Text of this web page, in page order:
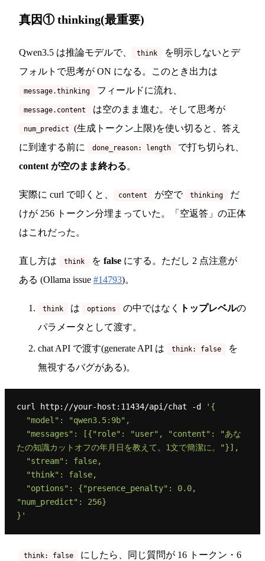
真因① thinking(最重要)
Qwen3.5 は推論モデルで、 think
を明示しないとデ
フォルトで思考が ON になる。このとき出力は
message.thinking フィールドに流れ、
message.content は空のまま進む。そして思考が
num_predict
(生成トークン上限)を使い切ると、答え
に到達する前に
done_reason: length
で打ち切られ、
content が空のまま終わる。
実際に curl で叩くと、 content が空で thinking
だ
けが 256 トークン分埋まっていた。「空返答」の正体
はこれだった。
直し方は think を false にする。ただし 2 点注意が
ある (Ollama issue #14793)。
think は options の中ではなく トップレベルの
パラメータとして渡す。
chat API で渡す(generate API は think: false
を
無視するバグがある)。
curl http://your-host:11434/api/chat -d
'{
たの知識カットオフの年月日を教えて。1文で簡潔に。"}],
"num_predict": 256}
}'
think: false
にしたら、同じ質問が 16 トークン・6